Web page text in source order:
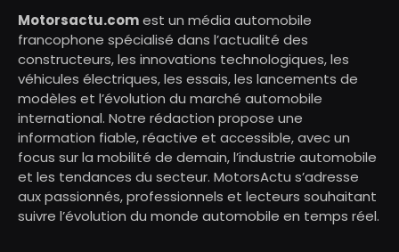
Motorsactu.comest un média automobile
francophone spécialisé dans l’actualité des
constructeurs, les innovations technologiques, les
véhicules électriques, les essais, les lancements de
modèles et l’évolution du marché automobile
international. Notre rédaction propose une
information fiable, réactive et accessible, avec un
focus sur la mobilité de demain, l’industrie automobile
et les tendances du secteur. MotorsActu s’adresse
aux passionnés, professionnels et lecteurs souhaitant
suivre l’évolution du monde automobile en temps réel.